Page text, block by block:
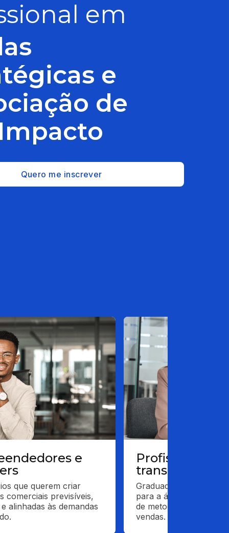
em
e
de
Quero me inscrever
e
que querem criar
comerciais previsíveis,
alinhadas às demandas
Profissionais
transição de
Graduados que
para a área comercial
de metodologias
vendas.